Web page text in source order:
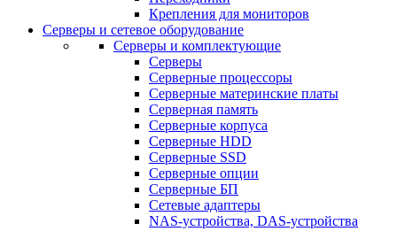
Крепления для мониторов
Серверы и сетевое оборудование
Серверы и комплектующие
Серверы
Серверные процессоры
Серверные материнские платы
Серверная память
Серверные корпуса
Серверные HDD
Серверные SSD
Серверные опции
Серверные БП
Сетевые адаптеры
NAS-устройства, DAS-устройства